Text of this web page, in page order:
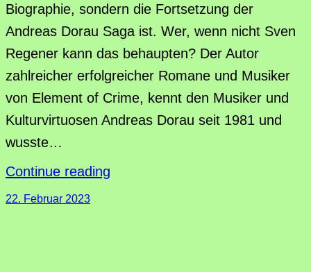
Biographie, sondern die Fortsetzung der
Andreas Dorau Saga ist. Wer, wenn nicht Sven
Regener kann das behaupten? Der Autor
zahlreicher erfolgreicher Romane und Musiker
von Element of Crime, kennt den Musiker und
Kulturvirtuosen Andreas Dorau seit 1981 und
wusste…
Continue reading
22. Februar 2023